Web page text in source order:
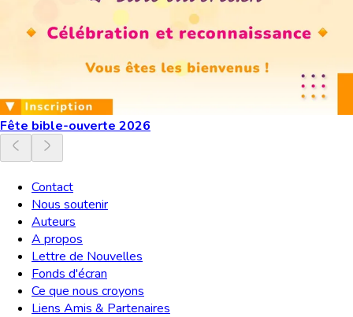
Fête bible-ouverte 2026
Contact
Nous soutenir
Auteurs
A propos
Lettre de Nouvelles
Fonds d'écran
Ce que nous croyons
Liens Amis & Partenaires